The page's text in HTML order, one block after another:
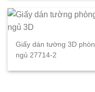
Giấy dán tường 3D
ngủ 27714-2